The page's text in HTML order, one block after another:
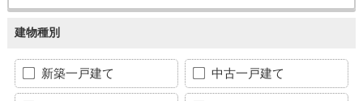
建物種別
新築一戸建て 中古一戸建て